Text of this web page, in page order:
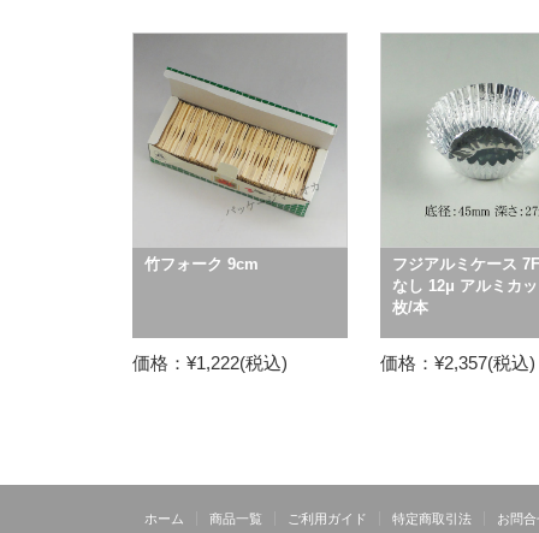
竹フォーク 9cm
価格：¥1,222(税込)
フジアルミケース
なし 12μ アルミカ
枚/本
価格：¥2,357(税込)
ホーム 商品一覧 ご利用ガイド 特定商取引法 お問合